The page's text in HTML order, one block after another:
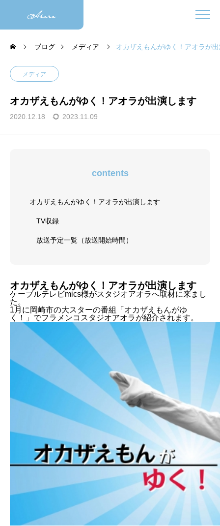
ブログ メディア オカザえもんがゆく！アオラが
メディア
オカザえもんがゆく！アオラが出演します
2020.12.18 2023.11.09
contents
オカザえもんがゆく！アオラが出演します
TV収録
放送予定一覧（放送開始時間）
オカザえもんがゆく！アオラが出演します
ケーブルテレビmics様がスタジオアオラへ取材に来まし
た。
1月に岡崎市の大スターの番組「オカザえもんがゆ
く！」でフラメンコスタジオアオラが紹介されます。